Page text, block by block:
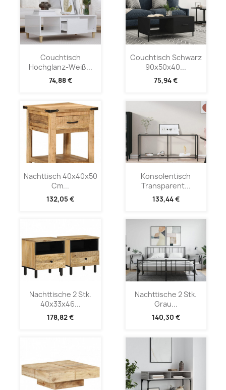
Couchtisch
Hochglanz-Weiß...
74,88 €
Couchtisch Schwarz
90x50x40...
75,94 €
Nachttisch 40x40x50
Cm...
132,05 €
Konsolentisch
Transparent...
133,44 €
Nachttische 2 Stk.
40x33x46...
178,82 €
Nachttische 2 Stk.
Grau...
140,30 €